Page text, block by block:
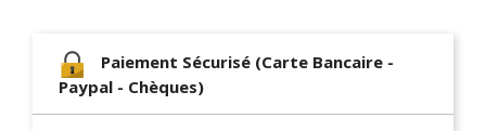
Paiement Sécurisé (Carte Bancaire -
Paypal - Chèques)